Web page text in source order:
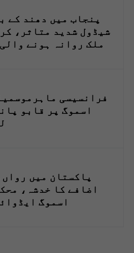
پنجاب میں دھند کے
شیڈول شدید متاثر،
ملک روانہ ہونے
فرانسیسی
اسموگ پر قابو
پاکستان میں
اضافے کا خدشہ،
اسموگ